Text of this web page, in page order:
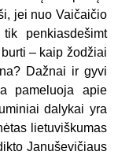
jei nuo Vaičaičio
penkiasdešimt
– kaip žodžiai
Dažnai ir gyvi
pameluoja apie
dalykai yra
lietuviškumas
Januševičiaus